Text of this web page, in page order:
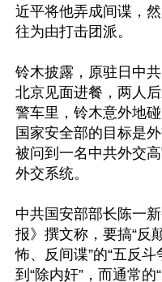
近平将他弄成间谍，
往为由打击团派。
铃木披露，原驻日中
北京见面进餐，两人
警车里，铃木意外地
国家安全部的目标是
被问到一名中共外交
外交系统。
中共国安部部长陈一
报》撰文称，要搞“反
怖、反间谍”的“五反斗
到“除内奸”，而通常